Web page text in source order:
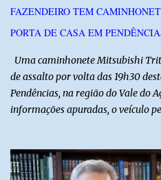
afirmou ainda que está passando
FAZENDEIRO TEM
PORTA DE CASA EM
Uma caminhonete Mitsubishi
de assalto por volta das 19h30
Pendências, na região do Vale do
informações apuradas, o veículo
anunciaram o assalto no momento
residência, no Centro da cidade.